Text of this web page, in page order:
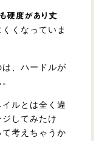
硬度があり丈
くなっていま
、ハードルが
ルとは全く違
してみたけ
考えちゃうか